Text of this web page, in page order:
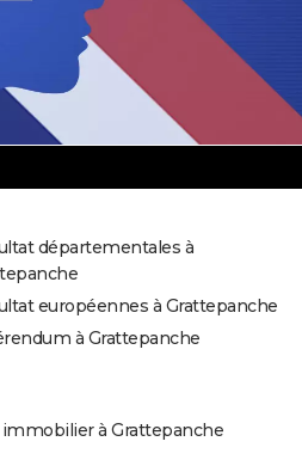
départementales à
européennes à Grattepanche
à Grattepanche
à Grattepanche